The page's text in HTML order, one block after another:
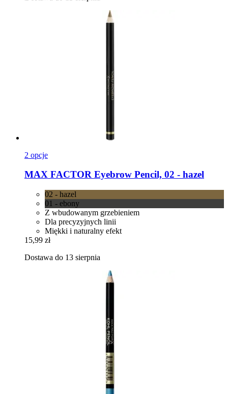
2 opcje
MAX FACTOR Eyebrow Pencil, 02 -​ hazel
02 - hazel
01 - ebony
Z wbudowanym grzebieniem
Dla precyzyjnych linii
Miękki i naturalny efekt
15,99 zł
Dostawa do 13 sierpnia